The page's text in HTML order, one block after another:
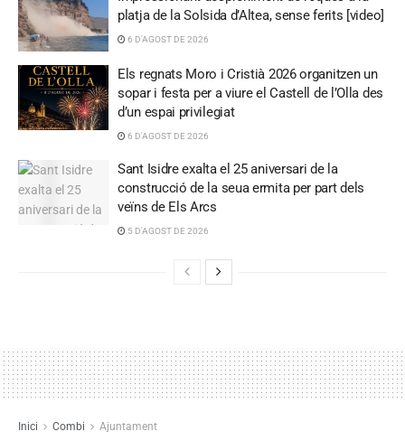
platja de la Solsida d’Altea, sense ferits [video]
6 D'AGOST DE 2026
Els regnats Moro i Cristià 2026 organitzen un
sopar i festa per a viure el Castell de l’Olla des
d’un espai privilegiat
6 D'AGOST DE 2026
Sant Isidre exalta el 25 aniversari de la
construcció de la seua ermita per part dels
veïns de Els Arcs
5 D'AGOST DE 2026
Inici Combi Ajuntament